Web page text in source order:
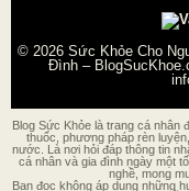
© 2026 Sức Khỏe Cho
Đình –
Blog Sức Khỏe là trang cá
thuốc, phương pháp rèn
nước. Là nơi hỏi đáp thông tin
cá nhân và gia đình ngày một
nghề, mong
Bạn đọc không áp dụng những